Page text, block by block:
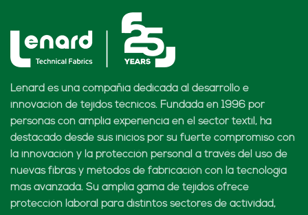
Lenard es una compañía dedicada al desarrollo e
innovación de tejidos técnicos. Fundada en 1996 por
personas con amplia experiencia en el sector textil, ha
destacado desde sus inicios por su fuerte compromiso con
la innovación y la protección personal a través del uso de
nuevas fibras y métodos de fabricación con la tecnología
más avanzada. Su amplia gama de tejidos ofrece
protección laboral para distintos sectores de actividad,